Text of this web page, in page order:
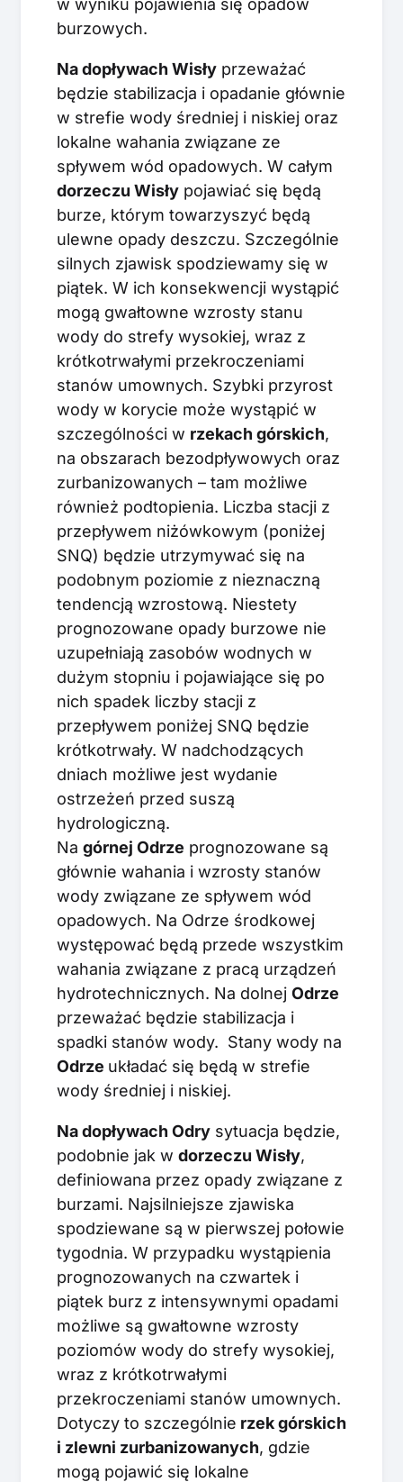
burzowych.
Na dopływach Wisły przeważać
będzie stabilizacja i opadanie głównie
w strefie wody średniej i niskiej oraz
lokalne wahania związane ze
spływem wód opadowych. W całym
dorzeczu Wisły pojawiać się będą
burze, którym towarzyszyć będą
ulewne opady deszczu. Szczególnie
silnych zjawisk spodziewamy się w
piątek. W ich konsekwencji wystąpić
mogą gwałtowne wzrosty stanu
wody do strefy wysokiej, wraz z
krótkotrwałymi przekroczeniami
stanów umownych. Szybki przyrost
wody w korycie może wystąpić w
szczególności w rzekach górskich,
na obszarach bezodpływowych oraz
zurbanizowanych – tam możliwe
również podtopienia. Liczba stacji z
przepływem niżówkowym (poniżej
SNQ) będzie utrzymywać się na
podobnym poziomie z nieznaczną
tendencją wzrostową. Niestety
prognozowane opady burzowe nie
uzupełniają zasobów wodnych w
dużym stopniu i pojawiające się po
nich spadek liczby stacji z
przepływem poniżej SNQ będzie
krótkotrwały. W nadchodzących
dniach możliwe jest wydanie
ostrzeżeń przed suszą
hydrologiczną.
Na górnej Odrze prognozowane są
głównie wahania i wzrosty stanów
wody związane ze spływem wód
opadowych. Na Odrze środkowej
występować będą przede wszystkim
wahania związane z pracą urządzeń
hydrotechnicznych. Na dolnej Odrze
przeważać będzie stabilizacja i
spadki stanów wody. Stany wody na
Odrze układać się będą w strefie
wody średniej i niskiej.
Na dopływach Odry sytuacja będzie,
podobnie jak w dorzeczu Wisły,
definiowana przez opady związane z
burzami. Najsilniejsze zjawiska
spodziewane są w pierwszej połowie
tygodnia. W przypadku wystąpienia
prognozowanych na czwartek i
piątek burz z intensywnymi opadami
możliwe są gwałtowne wzrosty
poziomów wody do strefy wysokiej,
wraz z krótkotrwałymi
przekroczeniami stanów umownych.
Dotyczy to szczególnie rzek górskich
i zlewni zurbanizowanych, gdzie
mogą pojawić się lokalne